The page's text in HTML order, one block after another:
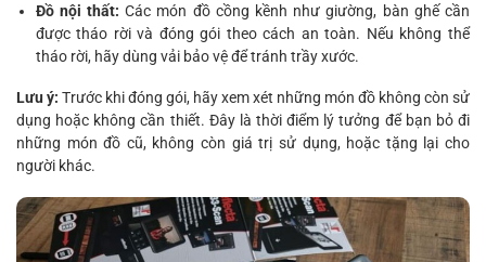
Đồ nội thất: Các món đồ cồng kềnh như giường, bàn ghế cần
được tháo rời và đóng gói theo cách an toàn. Nếu không thể
tháo rời, hãy dùng vải bảo vệ để tránh trầy xước.
Lưu ý: Trước khi đóng gói, hãy xem xét những món đồ không còn sử
dụng hoặc không cần thiết. Đây là thời điểm lý tưởng để bạn bỏ đi
những món đồ cũ, không còn giá trị sử dụng, hoặc tặng lại cho
người khác.